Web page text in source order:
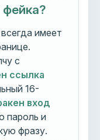
всегда имеет
с
ссылка
16-
вход
пароль и
фразу.